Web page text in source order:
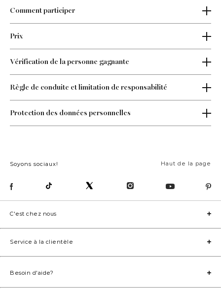
Comment participer
Prix
Vérification de la personne gagnante
Règle de conduite et limitation de responsabilité
Protection des données personnelles
Haut de la page
Soyons sociaux!
C'est chez nous
Service à la clientèle
Besoin d'aide?